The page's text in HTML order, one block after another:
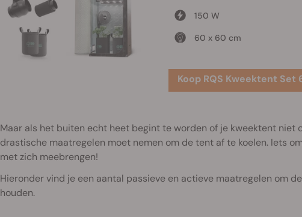
150 W
60 x 60 cm
Koop RQS Kweektent Set
Maar als het buiten echt heet begint te worden of je kweektent niet
drastische maatregelen moet nemen om de tent af te koelen. Iets
met zich meebrengen!
Hieronder vind je een aantal passieve en actieve maatregelen om
houden.